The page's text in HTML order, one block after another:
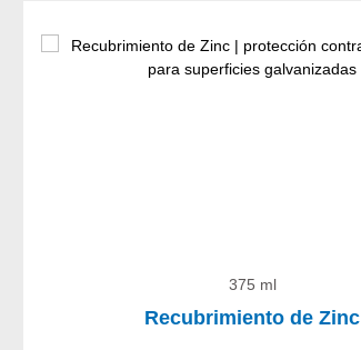
375 ml
Recubrimiento de Zinc